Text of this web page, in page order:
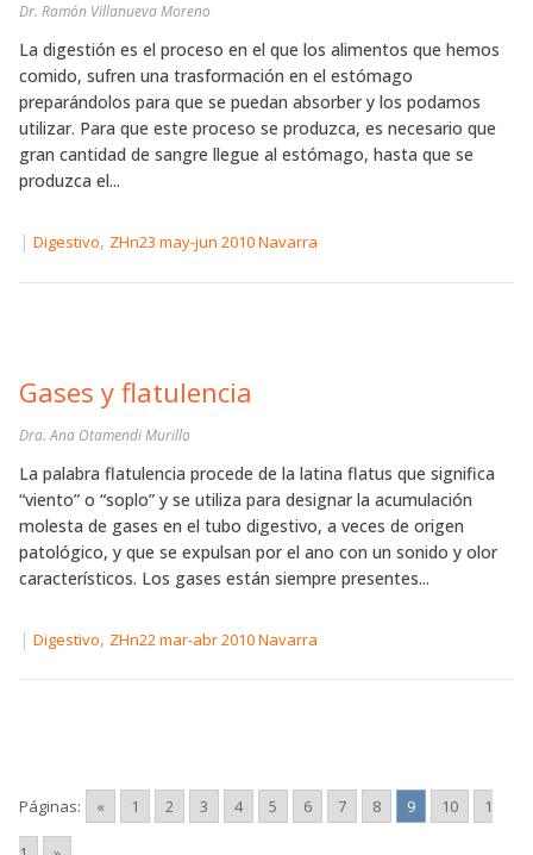
Dr. Ramón Villanueva Moreno
La digestión es el proceso en el que los alimentos que hemos
comido, sufren una trasformación en el estómago
preparándolos para que se puedan absorber y los podamos
utilizar. Para que este proceso se produzca, es necesario que
gran cantidad de sangre llegue al estómago, hasta que se
produzca el...
| Digestivo, ZHn23 may-jun 2010 Navarra
Gases y flatulencia
Dra. Ana Otamendi Murillo
La palabra flatulencia procede de la latina flatus que significa
“viento” o “soplo” y se utiliza para designar la acumulación
molesta de gases en el tubo digestivo, a veces de origen
patológico, y que se expulsan por el ano con un sonido y olor
característicos. Los gases están siempre presentes...
| Digestivo, ZHn22 mar-abr 2010 Navarra
Páginas: « 1 2 3 4 5 6 7 8 9 10 1